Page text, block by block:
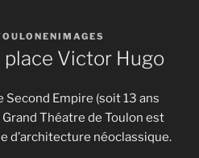
place Victor Hugo
Second Empire (soit 13 ans
Grand Théatre de Toulon est
d’architecture néoclassique.